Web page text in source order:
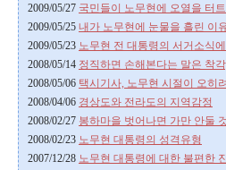
2009/05/27 국민들이 노무현에 오열을 터
2009/05/25 내가 노무현에 눈물을 흘린 이
2009/05/23 노무현 전 대통령의 서거소식
2008/05/14 정직하면 손해본다는 말은 착
2008/05/06 택시기사, 노무현 시절이 오히
2008/04/06 경상도와 전라도의 지역감정
2008/02/27 봉하마을 벗어나면 가만 안둘
2008/02/23 노무현 대통령의 성격유형
2007/12/28 노무현 대통령에 대한 불편한